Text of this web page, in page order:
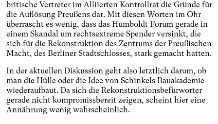
britische Vertreter im Alliierten Kontrollrat die Gründe für
die Auflösung Preußens dar. Mit diesen Worten im Ohr
überrascht es wenig, dass das Humboldt Forum gerade in
einem Skandal um rechtsextreme Spender versinkt, die
sich für die Rekonstruktion des Zentrums der Preußischen
Macht, des Berliner Stadtschlosses, stark gemacht hatten.
In der aktuellen Diskussion geht also letztlich darum, ob
man die Hülle oder die Idee von Schinkels Bauakademie
wiederaufbaut. Da sich die Rekonstruktionsbefürworter
gerade nicht kompromissbereit zeigen, scheint hier eine
Annährung wenig wahrscheinlich.